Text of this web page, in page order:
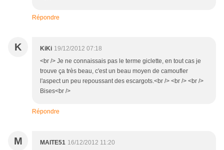
Répondre
K KiKi 19/12/2012 07:18
<br /> Je ne connaissais pas le terme giclette, en tout cas je
trouve ça très beau, c'est un beau moyen de camoufler
l'aspect un peu repoussant des escargots.<br /> <br /> <br />
Bises<br />
Répondre
M MAITE51 16/12/2012 11:20